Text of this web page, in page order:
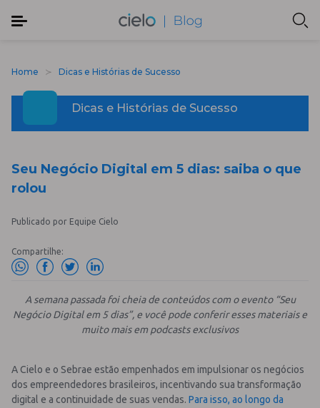
Home Dicas e Histórias de Sucesso
Dicas e Histórias de Sucesso
Seu Negócio Digital em 5 dias: saiba o que
rolou
Publicado por Equipe Cielo
Compartilhe:
A semana passada foi cheia de conteúdos com o evento “Seu
Negócio Digital em 5 dias”, e você pode conferir esses materiais e
muito mais em podcasts exclusivos
A Cielo e o Sebrae estão empenhados em impulsionar os negócios
dos empreendedores brasileiros, incentivando sua transformação
digital e a continuidade de suas vendas. Para isso, ao longo da